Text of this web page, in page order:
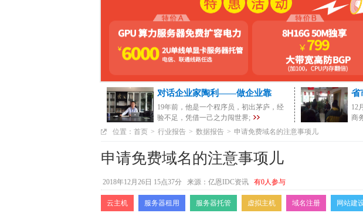
对话企业家陶利——做企业靠
19年前，他是一个程序员，初出茅庐，经
验不足，凭借一己之力闯世界;
省
12
商
位置： 首页 > 行业报告 > 数据报告 > 申请免费域名的注意事项儿
申请免费域名的注意事项儿
2018年12月26日 15点37分 来源：亿恩IDC资讯 有0人参与
云主机 服务器租用 服务器托管 虚拟主机 域名注册 网站建